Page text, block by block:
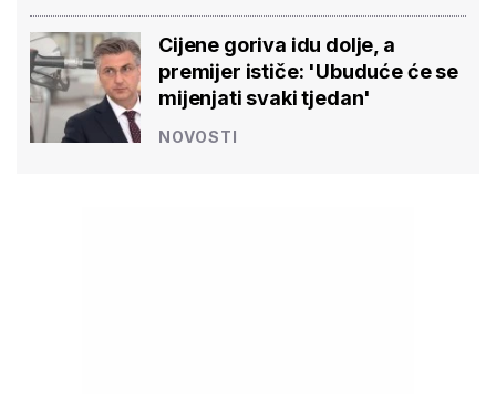
Cijene goriva idu dolje, a
premijer ističe: 'Ubuduće će se
mijenjati svaki tjedan'
NOVOSTI